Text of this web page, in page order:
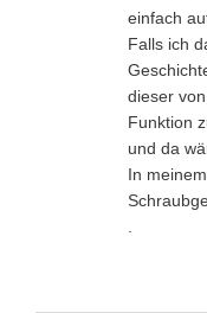
einfach
Falls ich
dieser
Funktion
und da
In